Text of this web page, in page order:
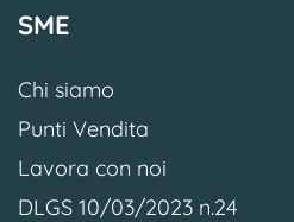
SME
Chi siamo
Punti Vendita
Lavora con noi
DLGS 10/03/2023 n.24